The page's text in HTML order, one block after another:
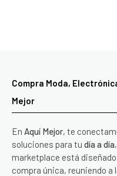
Compra Moda,
Mejor
En Aquí Mejor, te
soluciones para tu día a día
marketplace está
compra única, reuniendo